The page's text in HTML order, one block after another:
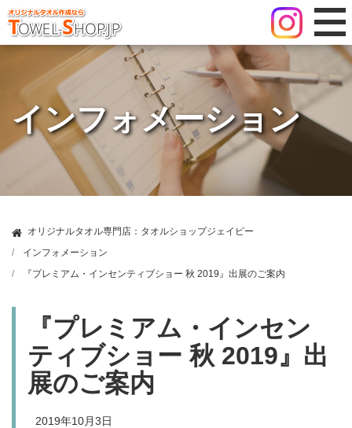
インフォメーション
オリジナルタオル専門店：タオルショップジェイピー
インフォメーション
『プレミアム・インセンティブショー 秋 2019』出展のご案内
『プレミアム・インセン
ティブショー 秋 2019』出
展のご案内
2019年10月3日